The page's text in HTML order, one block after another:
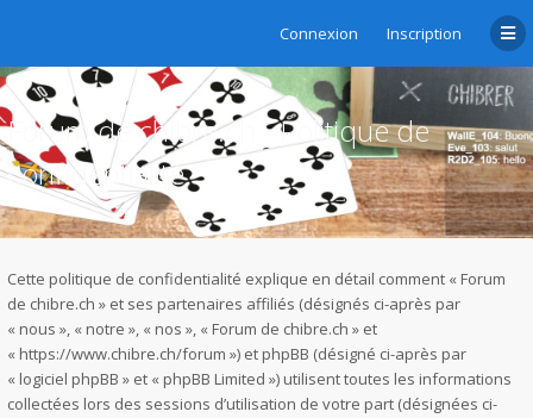
Connexion Inscription
Forum de chibre.ch - Politique de
confidentialité
Cette politique de confidentialité explique en détail comment « Forum
de chibre.ch » et ses partenaires affiliés (désignés ci-après par
« nous », « notre », « nos », « Forum de chibre.ch » et
« https://www.chibre.ch/forum ») et phpBB (désigné ci-après par
« logiciel phpBB » et « phpBB Limited ») utilisent toutes les informations
collectées lors des sessions d’utilisation de votre part (désignées ci-